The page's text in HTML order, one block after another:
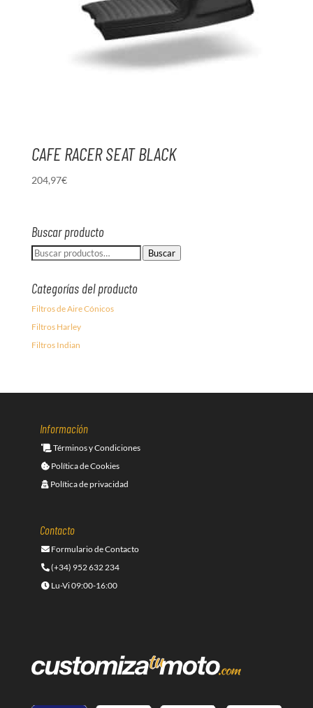
CAFE RACER SEAT BLACK
204,97€
Buscar producto
Buscar
Buscar
Categorías del producto
Filtros de Aire Cónicos
Filtros Harley
Filtros Indian
Información
Términos y Condiciones
Política de Cookies
Política de privacidad
Contacto
Formulario de Contacto
(+34) 952 632 234
Lu-Vi 09:00-16:00